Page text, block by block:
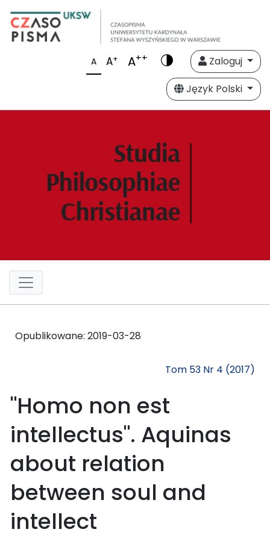
A A+ A++
Zaloguj
Język Polski
Opublikowane: 2019-03-28
Tom 53 Nr 4 (2017)
"Homo non est
intellectus". Aquinas
about relation
between soul and
intellect